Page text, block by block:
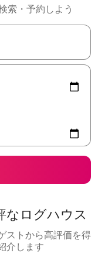
索・予約しよう
キーを使って移動するか
なログハウス
ストから高評価を得
介します